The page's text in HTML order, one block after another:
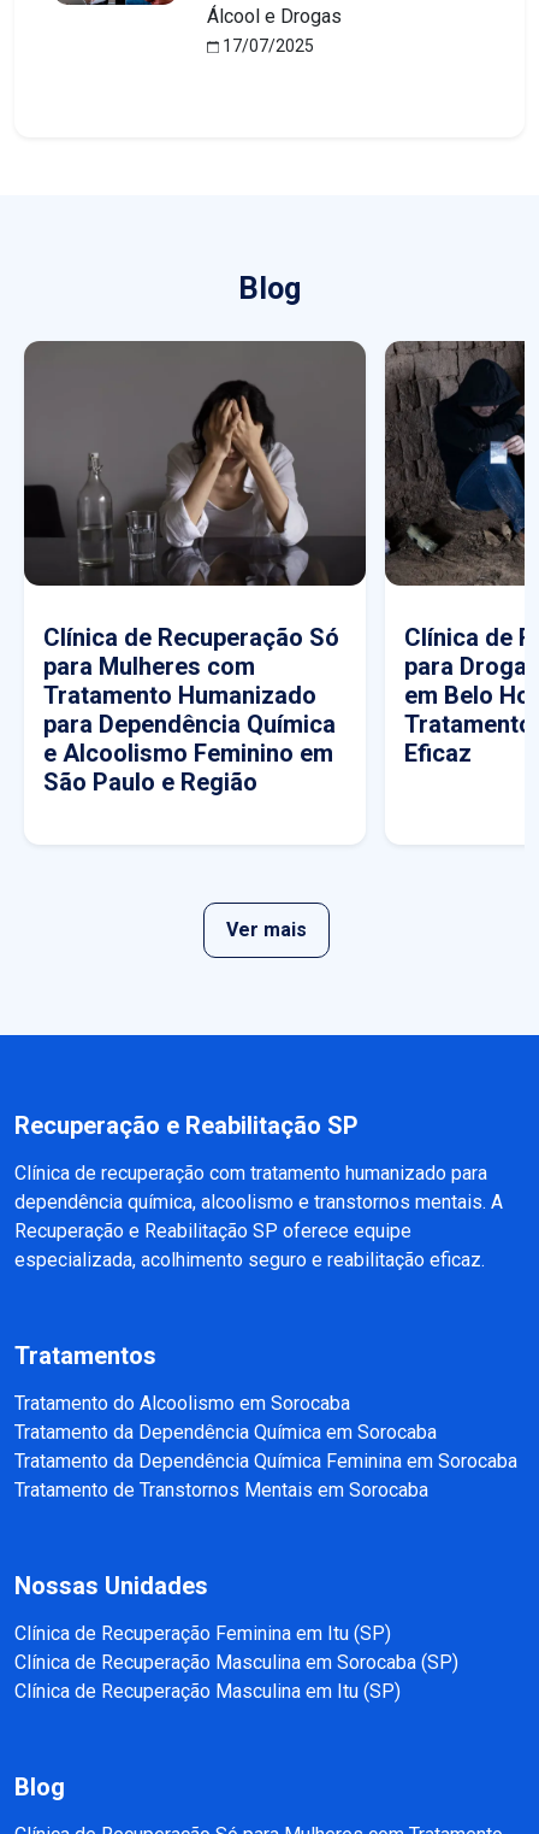
Álcool e Drogas
17/07/2025
Blog
Clínica de Recuperação Só
para Mulheres com
Tratamento Humanizado
para Dependência Química
e Alcoolismo Feminino em
São Paulo e Região
Clínica de
para
em Belo
Tratamento
Eficaz
Ver mais
Recuperação e Reabilitação SP
Clínica de recuperação com tratamento humanizado para
dependência química, alcoolismo e transtornos mentais. A
Recuperação e Reabilitação SP oferece equipe
especializada, acolhimento seguro e reabilitação eficaz.
Tratamentos
Tratamento do Alcoolismo em Sorocaba
Tratamento da Dependência Química em Sorocaba
Tratamento da Dependência Química Feminina em Sorocaba
Tratamento de Transtornos Mentais em Sorocaba
Nossas Unidades
Clínica de Recuperação Feminina em Itu (SP)
Clínica de Recuperação Masculina em Sorocaba (SP)
Clínica de Recuperação Masculina em Itu (SP)
Blog